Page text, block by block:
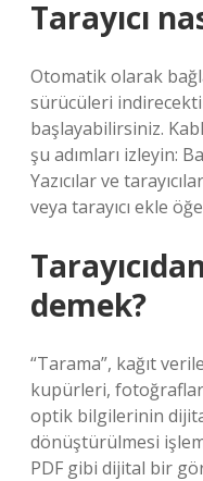
Tarayıcı
Otomatik olarak
sürücüleri
başlayabilirsiniz.
şu adımları izleyin:
Yazıcılar ve
veya tarayıcı ekle
demek?
“Tarama”, kağıt
kupürleri,
optik bilgilerinin
dönüştürülmesi
PDF gibi dijital bir